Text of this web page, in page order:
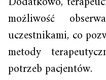
możliwość
uczestnikami, co
metody
potrzeb pacjentów.